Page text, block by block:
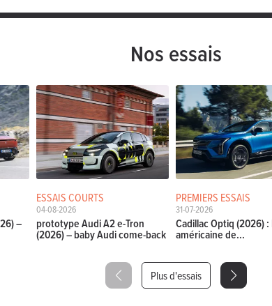
Nos essais
–
ESSAIS COURTS
04-08-2026
prototype Audi A2 e-Tron
(2026) – baby Audi come-back
PREMIERS ESSAIS
31-07-2026
Cadillac Optiq (2026) :
américaine de...
Plus d'essais